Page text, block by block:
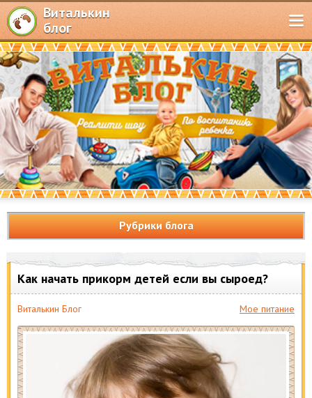
Виталькин
блог
Рубрики блога
Как начать прикорм детей если вы сыроед?
Виталькин Блог Мое питание